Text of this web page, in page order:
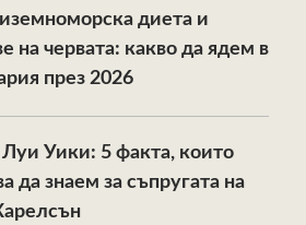
диета и
на червата: какво да ядем в
през 2026
Уики: 5 факта, които
да знаем за съпругата на